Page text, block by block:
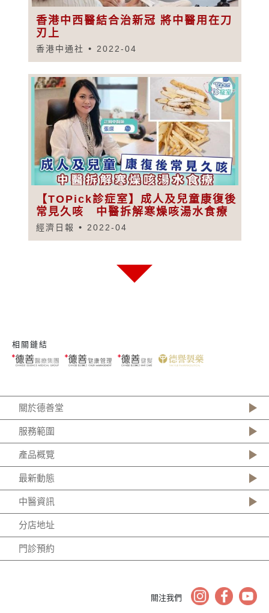
香港中西醫結合治新冠 將中醫用在刀
刃上
香港中通社 2022-04
【TOPick診症室】成人及兒童康復後
常見久咳 中醫拆解寒燥咳湯水食療
經濟日報 2022-04
相關鏈結
關於德善堂
服務範圍
產品概覽
最新動態
中醫資訊
分店地址
門診預約
關注我們